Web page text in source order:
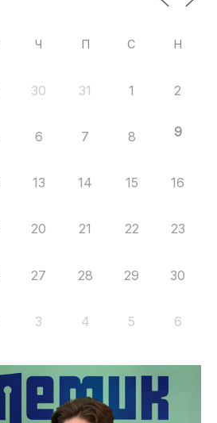
Ч П С Н
30 31 1 2
6 7 8 9
13 14 15 16
20 21 22 23
27 28 29 30
3 4 5 6